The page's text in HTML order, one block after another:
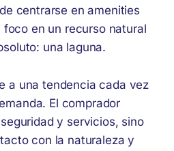
centrarse en amenities
en un recurso natural
una laguna.
a una tendencia cada vez
El comprador
y servicios, sino
con la naturaleza y